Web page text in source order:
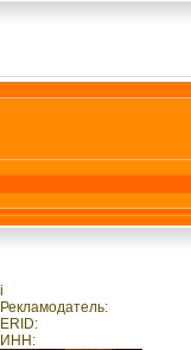
i
Рекламодатель:
ERID:
ИНН: